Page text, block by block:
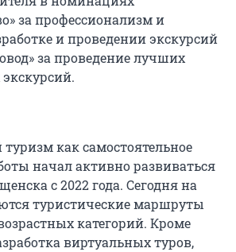
за профессионализм и
и проведении экскурсий
за проведение лучших
как самостоятельное
начал активно развиваться
с 2022 года. Сегодня на
туристические маршруты
категорий. Кроме
виртуальных туров,